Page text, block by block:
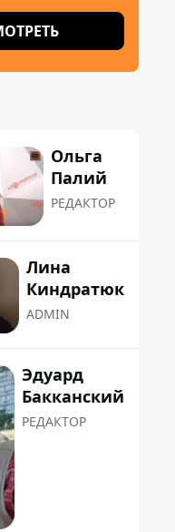
Ольга
Палий
РЕДАКТОР
Лина
Киндратюк
ADMIN
Эдуард
Бакканский
РЕДАКТОР